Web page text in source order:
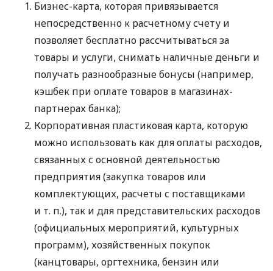
Бизнес-карта, которая привязывается
непосредственно к расчетному счету и
позволяет бесплатно рассчитываться за
товары и услуги, снимать наличные деньги и
получать разнообразные бонусы (например,
кэшбек при оплате товаров в магазинах-
партнерах банка);
Корпоративная пластиковая карта, которую
можно использовать как для оплаты расходов,
связанных с основной деятельностью
предприятия (закупка товаров или
комплектующих, расчеты с поставщиками
и т. п.), так и для представительских расходов
(официальных мероприятий, культурных
программ), хозяйственных покупок
(канцтовары, оргтехника, бензин или